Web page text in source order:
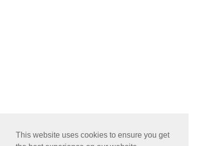
This website uses cookies to ensure you get